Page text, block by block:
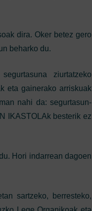
dira. Oker betez gero
beharko du.
ziurtatzeko
eta gainerako arriskuak
nahi da: segurtasun-
IKASTOLAk besterik ez
Hori indarrean dagoen
sartzeko, berresteko,